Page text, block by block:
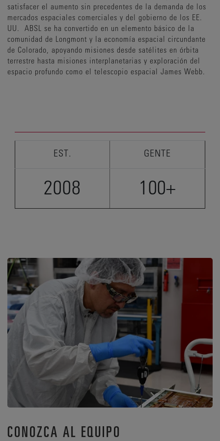
satisfacer el aumento sin precedentes de la demanda de los
mercados espaciales comerciales y del gobierno de los EE.
UU. ABSL se ha convertido en un elemento básico de la
comunidad de Longmont y la economía espacial circundante
de Colorado, apoyando misiones desde satélites en órbita
terrestre hasta misiones interplanetarias y exploración del
espacio profundo como el telescopio espacial James Webb.
EST. GENTE
2008 100+
CONOZCA AL EQUIPO